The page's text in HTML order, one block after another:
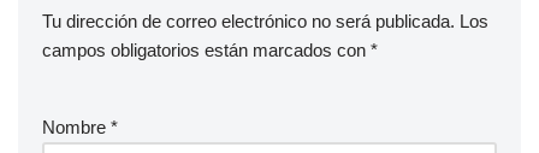
Tu dirección de correo electrónico no será publicada. Los
campos obligatorios están marcados con *
Nombre *